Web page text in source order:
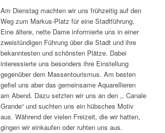
Am Dienstag machten wir uns frühzeitig auf den
Weg zum Markus-Platz für eine Stadtführung.
Eine ältere, nette Dame informierte uns in einer
zweistündigen Führung über die Stadt und ihre
bekanntesten und schönsten Plätze. Dabei
interessierte uns besonders ihre Einstellung
gegenüber dem Massentourismus. Am besten
gefiel uns aber das gemeinsame Aquarellieren
am Abend. Dazu setzten wir uns an den ,, Canale
Grande“ und suchten uns ein hübsches Motiv
aus. Während der vielen Freizeit, die wir hatten,
gingen wir einkaufen oder ruhten uns aus.